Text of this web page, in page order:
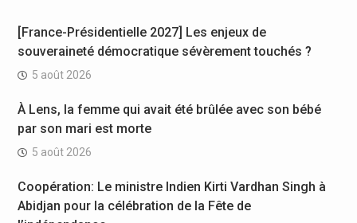
[France-Présidentielle 2027] Les enjeux de
souveraineté démocratique sévèrement touchés ?
5 août 2026
À Lens, la femme qui avait été brûlée avec son bébé
par son mari est morte
5 août 2026
Coopération: Le ministre Indien Kirti Vardhan Singh à
Abidjan pour la célébration de la Fête de